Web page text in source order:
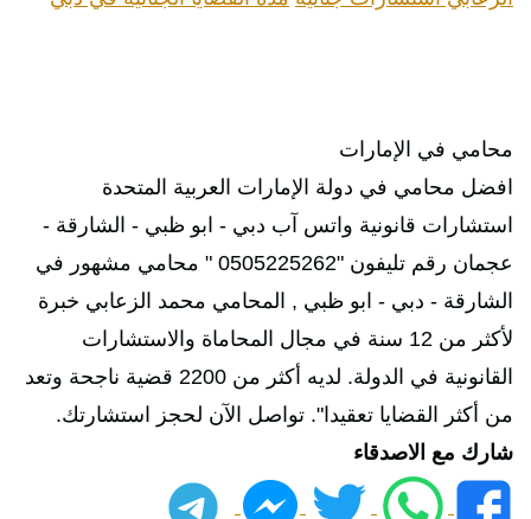
محامي في الإمارات
افضل محامي في دولة الإمارات العربية المتحدة
استشارات قانونية واتس آب دبي - ابو ظبي - الشارقة -
عجمان رقم تليفون "0505225262 " محامي مشهور في
الشارقة - دبي - ابو ظبي , المحامي محمد الزعابي خبرة
لأكثر من 12 سنة في مجال المحاماة والاستشارات
القانونية في الدولة. لديه أكثر من 2200 قضية ناجحة وتعد
من أكثر القضايا تعقيدا". تواصل الآن لحجز استشارتك.
شارك مع الاصدقاء
فيسبوك
واتساب تويتر ماسنجر